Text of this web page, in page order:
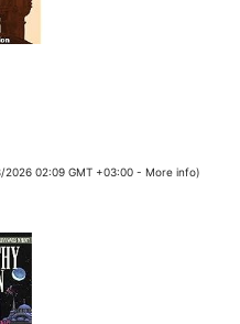
2026 02:09 GMT +03:00 - More info)